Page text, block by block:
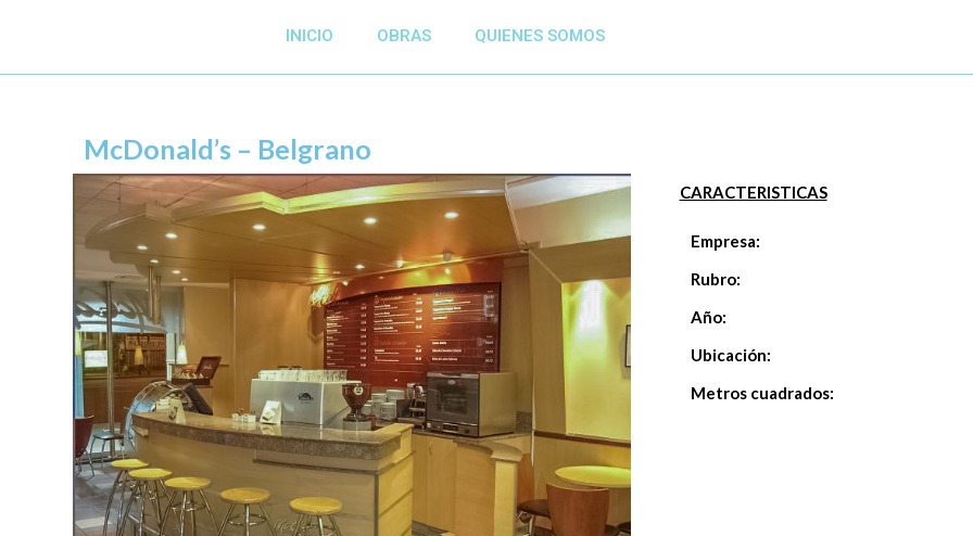
INICIO OBRAS QUIENES SOMOS
McDonald’s – Belgrano
CARACTERISTICAS
Empresa:
Rubro:
Año:
Ubicación:
Metros cuadrados: